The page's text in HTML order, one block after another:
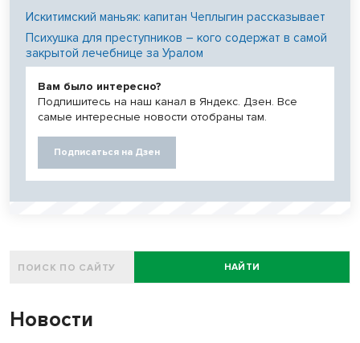
Искитимский маньяк: капитан Чеплыгин рассказывает
Психушка для преступников – кого содержат в самой
закрытой лечебнице за Уралом
Вам было интересно?
Подпишитесь на наш канал в Яндекс. Дзен. Все
самые интересные новости отобраны там.
Подписаться на Дзен
НАЙТИ
Новости